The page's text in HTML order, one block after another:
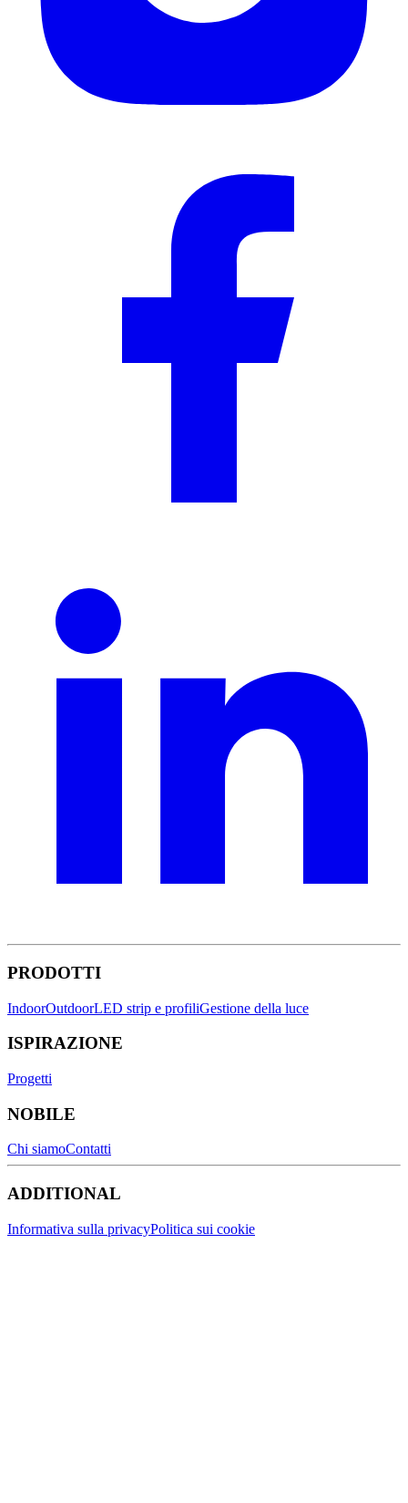
PRODOTTI
IndoorOutdoorLED strip e profiliGestione della luce
ISPIRAZIONE
Progetti
NOBILE
Chi siamoContatti
ADDITIONAL
Informativa sulla privacyPolitica sui cookie